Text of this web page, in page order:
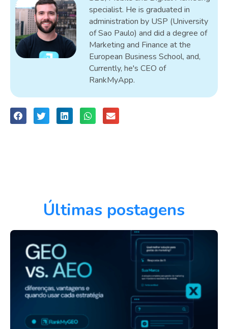
specialist. He is graduated in
administration by USP (University
of Sao Paulo) and did a degree of
Marketing and Finance at the
European Business School, and,
Currently, he's CEO of
RankMyApp.
Últimas postagens